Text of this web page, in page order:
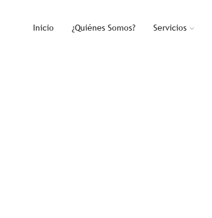
Inicio ¿Quiénes Somos? Servicios